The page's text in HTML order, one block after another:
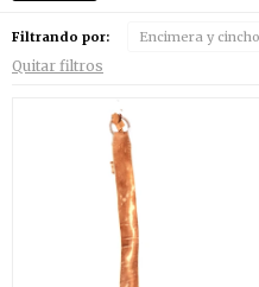
Filtrando por: Encimera y
Quitar filtros